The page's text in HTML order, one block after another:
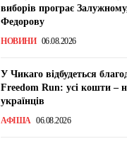
виборів програє
Федорову
НОВИНИ 06.08.2026
У Чикаго відбудеться
Freedom Run: усі кошти –
українців
АФІША 06.08.2026